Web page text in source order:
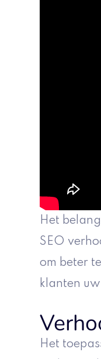
Het
SEO
om beter
klanten
Het